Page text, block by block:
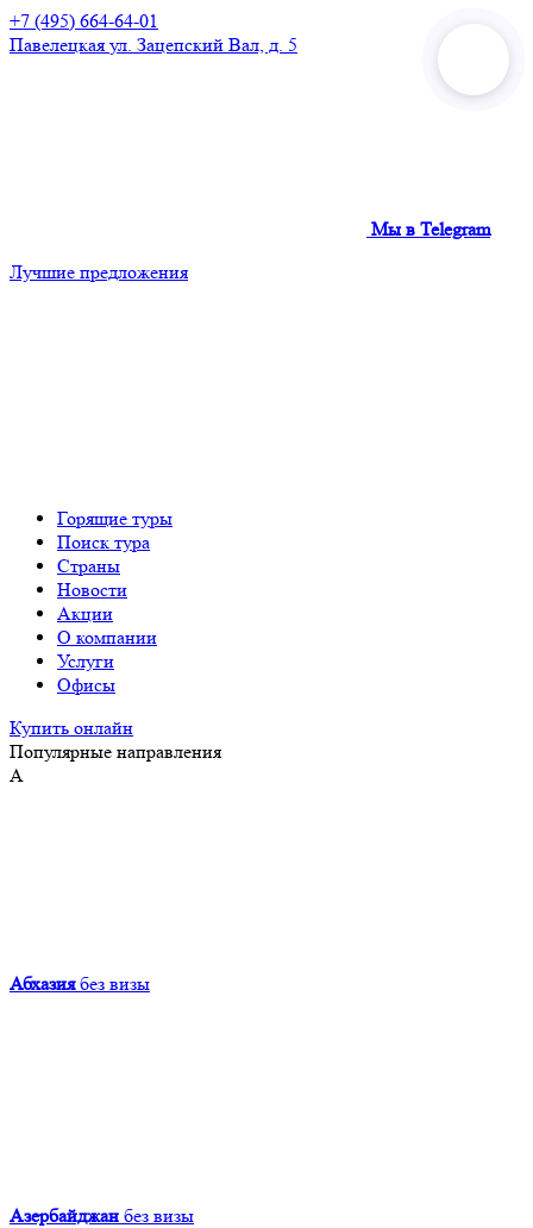
+7 (495) 664-64-01
Павелецкая ул. Зацепский Вал, д. 5
Мы в Telegram
Лучшие предложения
Горящие туры
Поиск тура
Страны
Новости
Акции
О компании
Услуги
Офисы
Купить онлайн
Популярные направления
А
Абхазия без визы
Азербайджан без визы